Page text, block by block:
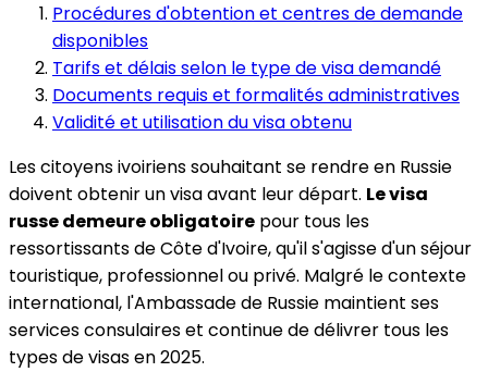
Procédures d'obtention et centres de demande
disponibles
Tarifs et délais selon le type de visa demandé
Documents requis et formalités administratives
Validité et utilisation du visa obtenu
Les citoyens ivoiriens souhaitant se rendre en Russie
doivent obtenir un visa avant leur départ. Le visa
russe demeure obligatoire pour tous les
ressortissants de Côte d'Ivoire, qu'il s'agisse d'un séjour
touristique, professionnel ou privé. Malgré le contexte
international, l'Ambassade de Russie maintient ses
services consulaires et continue de délivrer tous les
types de visas en 2025.